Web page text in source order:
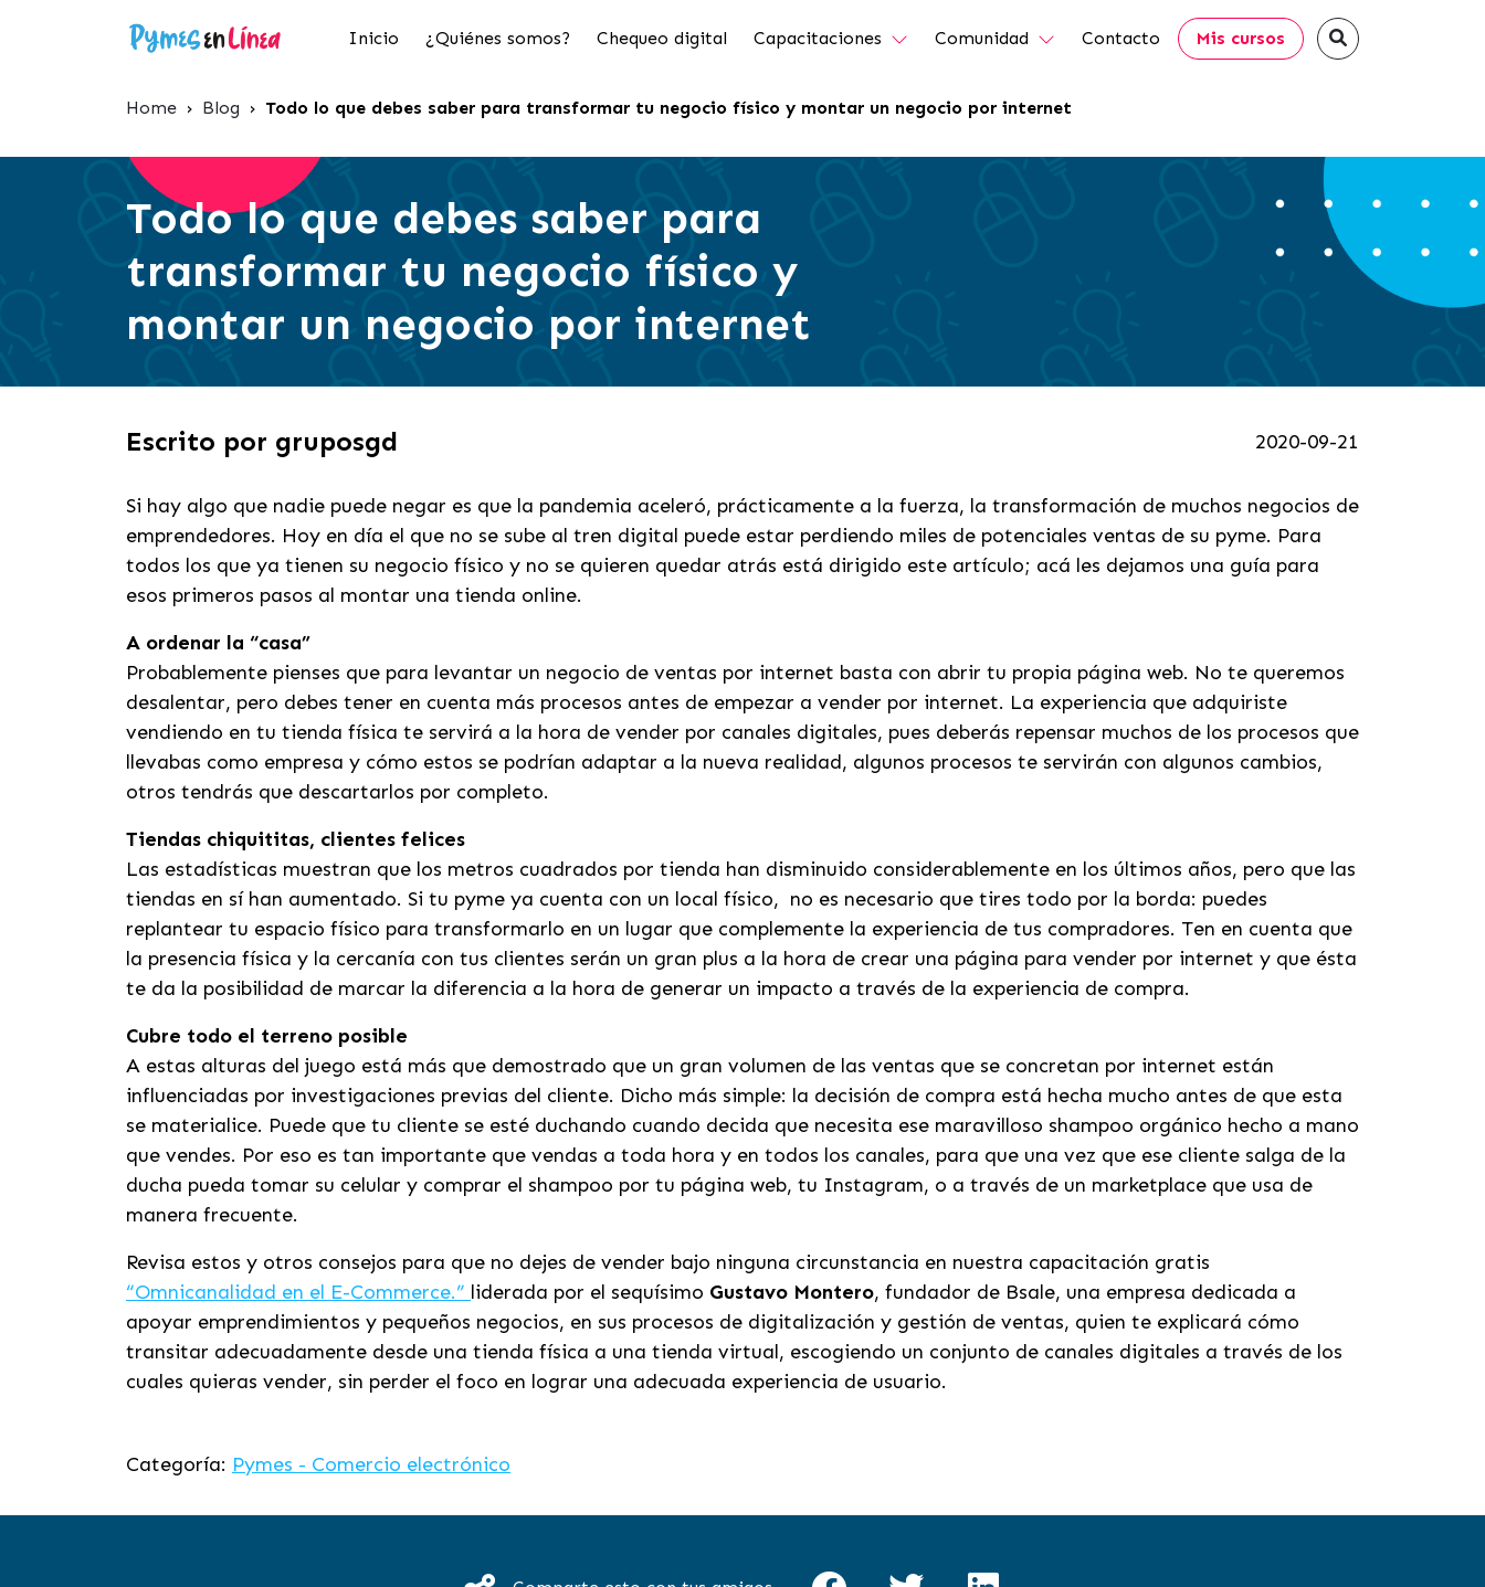
Inicio ¿Quiénes somos? Chequeo digital Capacitaciones Comunidad Contacto Mis cursos
Home › Blog › Todo lo que debes saber para transformar tu negocio físico y montar un negocio por internet
Todo lo que debes saber para
transformar tu negocio físico y
montar un negocio por internet
Escrito por gruposgd 2020-09-21
Si hay algo que nadie puede negar es que la pandemia aceleró, prácticamente a la fuerza, la transformación de muchos negocios de
emprendedores. Hoy en día el que no se sube al tren digital puede estar perdiendo miles de potenciales ventas de su pyme. Para
todos los que ya tienen su negocio físico y no se quieren quedar atrás está dirigido este artículo; acá les dejamos una guía para
esos primeros pasos al montar una tienda online.
A ordenar la “casa”
Probablemente pienses que para levantar un negocio de ventas por internet basta con abrir tu propia página web. No te queremos
desalentar, pero debes tener en cuenta más procesos antes de empezar a vender por internet. La experiencia que adquiriste
vendiendo en tu tienda física te servirá a la hora de vender por canales digitales, pues deberás repensar muchos de los procesos que
llevabas como empresa y cómo estos se podrían adaptar a la nueva realidad, algunos procesos te servirán con algunos cambios,
otros tendrás que descartarlos por completo.
Tiendas chiquititas, clientes felices
Las estadísticas muestran que los metros cuadrados por tienda han disminuido considerablemente en los últimos años, pero que las
tiendas en sí han aumentado. Si tu pyme ya cuenta con un local físico, no es necesario que tires todo por la borda: puedes
replantear tu espacio físico para transformarlo en un lugar que complemente la experiencia de tus compradores. Ten en cuenta que
la presencia física y la cercanía con tus clientes serán un gran plus a la hora de crear una página para vender por internet y que ésta
te da la posibilidad de marcar la diferencia a la hora de generar un impacto a través de la experiencia de compra.
Cubre todo el terreno posible
A estas alturas del juego está más que demostrado que un gran volumen de las ventas que se concretan por internet están
influenciadas por investigaciones previas del cliente. Dicho más simple: la decisión de compra está hecha mucho antes de que esta
se materialice. Puede que tu cliente se esté duchando cuando decida que necesita ese maravilloso shampoo orgánico hecho a mano
que vendes. Por eso es tan importante que vendas a toda hora y en todos los canales, para que una vez que ese cliente salga de la
ducha pueda tomar su celular y comprar el shampoo por tu página web, tu Instagram, o a través de un marketplace que usa de
manera frecuente.
Revisa estos y otros consejos para que no dejes de vender bajo ninguna circunstancia en nuestra capacitación gratis
“Omnicanalidad en el E-Commerce.” liderada por el sequísimo Gustavo Montero, fundador de Bsale, una empresa dedicada a
apoyar emprendimientos y pequeños negocios, en sus procesos de digitalización y gestión de ventas, quien te explicará cómo
transitar adecuadamente desde una tienda física a una tienda virtual, escogiendo un conjunto de canales digitales a través de los
cuales quieras vender, sin perder el foco en lograr una adecuada experiencia de usuario.
Categoría: Pymes - Comercio electrónico